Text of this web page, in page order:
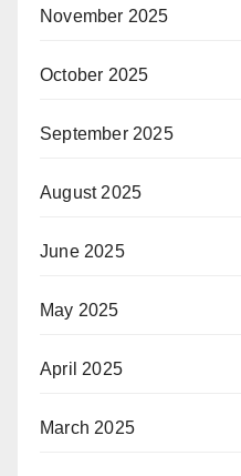
November 2025
October 2025
September 2025
August 2025
June 2025
May 2025
April 2025
March 2025